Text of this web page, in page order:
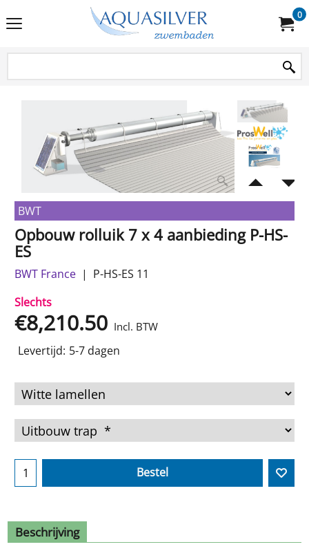
0
BWT
Opbouw rolluik 7 x 4 aanbieding P-HS-
ES
BWT France
P-HS-ES 11
Slechts
€8,210.50 Incl. BTW
Levertijd: 5-7 dagen
Bestel
Beschrijving